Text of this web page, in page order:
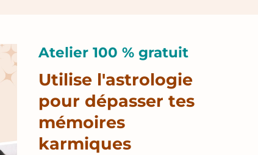
Atelier 100 % gratuit
Utilise l'astrologie
pour dépasser tes
mémoires
karmiques